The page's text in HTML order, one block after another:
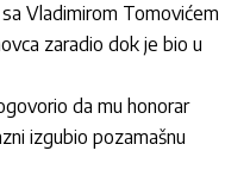
Vladimirom Tomovićem
zaradio dok je bio u
da mu honorar
izgubio pozamašnu